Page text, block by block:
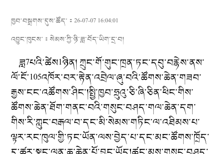
ཁྱབ་བསྒྲགས་དུས་ཚོད་：26-07-07 16:04:01
འབྱུང་ཁུངས་：སེམས་ཀྱི་ཉི་ཟླ་བོད་ཡིག་དྲ་བ།
ཟླ7པའི་ཚེས1ཉིན། ཀྲུང་གོ་གུང་ཁྲན་ཏང་དབུ་བརྙེས་ནས་
ལོ་ངོ་105འཁོར་བར་རྟེན་འབྲེལ་ཞུ་བའི་ཚོགས་ཆེན་གཟབ་
རྒྱས་ངང་འཚོགས་ཤིང་།སྤྱི་ཁྱབ་ཧྲུའུ་ཅི་ཞི་ཅིན་ཕིང་གིས་
ཚོགས་ཆེན་ཐོག་གནང་བའི་གསུང་བཤད་གལ་ཆེན་དག་
གིས་རི་ཀླུང་བརྒལ་བ་དང་མི་སེམས་གཏིང་ལ་འཐིམས་པ་
ལྟར་རང་ཁུལ་གྱི་ཏང་ཡོན་ལས་བྱེད་པ་དང་མང་ཚོགས་ཁྲོད་